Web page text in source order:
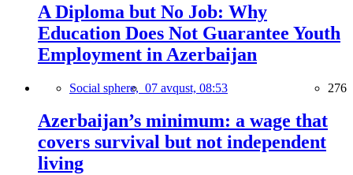
A Diploma but No Job: Why
Education Does Not Guarantee Youth
Employment in Azerbaijan
Social sphere, 07 avqust, 08:53 276
Azerbaijan’s minimum: a wage that
covers survival but not independent
living